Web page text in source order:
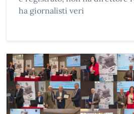
ha giornalisti veri